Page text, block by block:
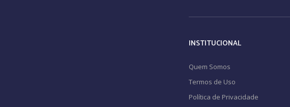
INSTITUCIONAL
Quem Somos
Termos de Uso
Política de Privacidade